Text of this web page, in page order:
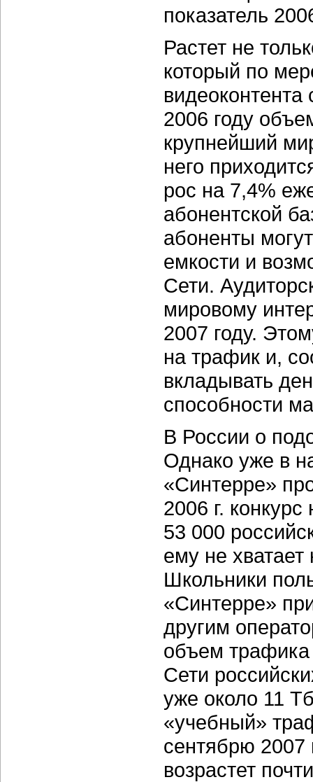
показатель
Растет не
который по
2006 году
крупнейший
него
рос на 7,4%
абонентской
абоненты
емкости и
Сети.
мировому
2007 году.
на трафик и,
вкладывать
способности
В России о
Однако уже в
«Синтерре»
2006 г.
53 000
ему не
Школьники
«Синтерре»
другим
объем трафика
Сети
уже около 11
«учебный»
сентябрю 2007
возрастет